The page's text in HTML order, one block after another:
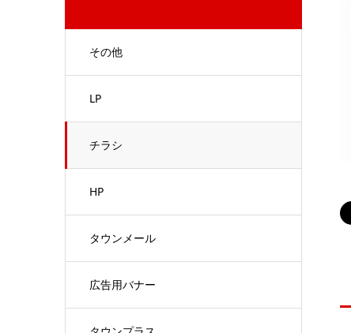
その他
LP
チラシ
HP
タウンメール
広告用バナー